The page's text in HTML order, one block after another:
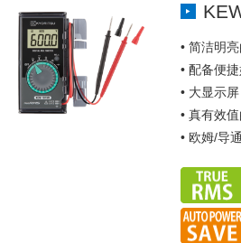
• 简洁明
• 配备便
• 大显示屏
• 真有效
• 欧姆/导